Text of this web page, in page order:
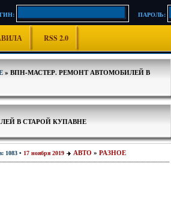
ПАРОЛЬ:
RSS 2.0
» ВПН-МАСТЕР. РЕМОНТ АВТОМОБИЛЕЙ В
В СТАРОЙ КУПАВНЕ
1083 • 17 ноября 2019 АВТО » РАЗНОЕ